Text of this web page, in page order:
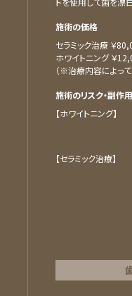
施術の価格
セラミック治療 ￥
ホワイトニング ￥
（※治療内容によって
施術のリスク・副作用
【ホワイトニング】
【セラミック治療】